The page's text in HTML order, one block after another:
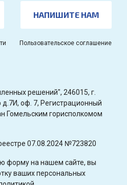
НАПИШИТЕ НАМ
Пользовательское соглашение
решений", 246015, г.
д.7И, оф. 7, Регистрационный
Гомельским горисполкомом
07.08.2024 №723820
форму на нашем сайте, вы
ваших персональных